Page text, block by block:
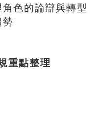
色的論辯與轉型
重點整理